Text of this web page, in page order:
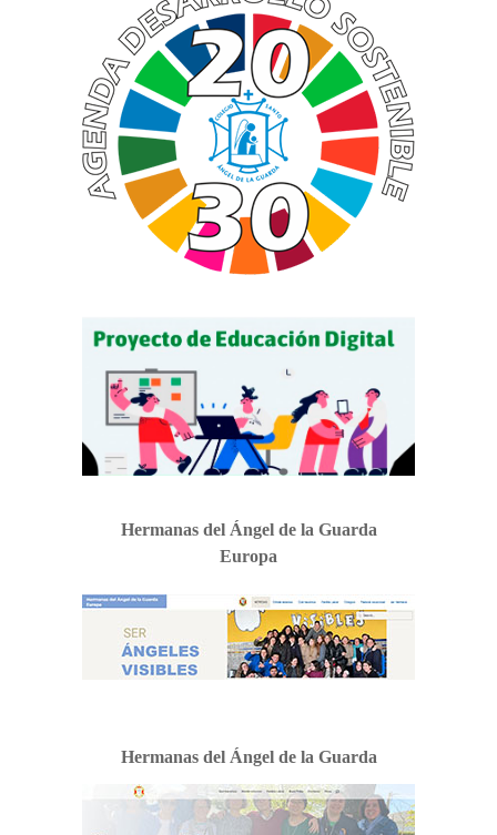
Atención a la diversidad
Orientación Académica y Profesional
PASTORAL
Perfil del alumno
Lema curso 24/25
Propuesta Pedagógica
BUEN TRATO
Hermanas del Ángel de la Guarda
Europa
Hermanas del Ángel de la Guarda